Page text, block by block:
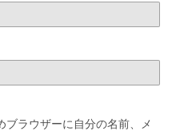
ラウザーに自分の名前、メ